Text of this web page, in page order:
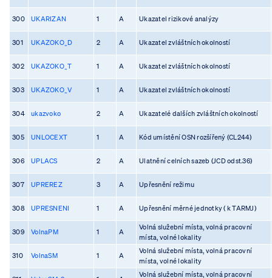
300 UKARIZAN 1 A Ukazatel rizikové analýzy
301 UKAZOKO_D 2 A Ukazatel zvláštních okolností
302 UKAZOKO_T 1 A Ukazatel zvláštních okolností
303 UKAZOKO_V 1 A Ukazatel zvláštních okolností
304 ukazvoko 2 A Ukazatelé dalších zvláštních okolností
305 UNLOCEXT 1 A Kód umístění OSN rozšířený (CL244)
306 UPLACS 2 A Ulatnění celních sazeb (JCD odst.36)
307 UPREREZ 3 A Upřesnění režimu
308 UPRESNENI 1 A Upřesnění měrné jednotky ( k TARMJ)
309 VolnaPM 1 A
Volná služební místa, volná pracovní
místa, volné lokality
310 VolnaSM 1 A
Volná služební místa, volná pracovní
místa, volné lokality
Volná služební místa, volná pracovní